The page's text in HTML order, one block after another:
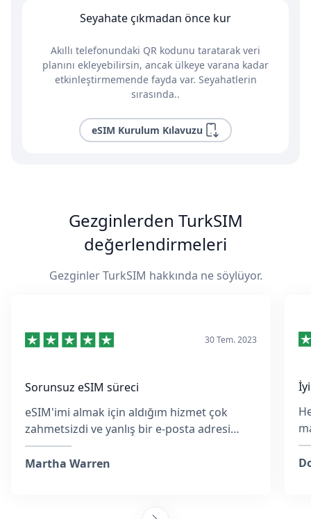
Seyahate çıkmadan önce kur
Akıllı telefonundaki QR kodunu taratarak veri
planını ekleyebilirsin, ancak ülkeye varana kadar
etkinleştirmemende fayda var. Seyahatlerin
sırasında..
eSIM Kurulum Kılavuzu
Gezginlerden TurkSIM
değerlendirmeleri
Gezginler TurkSIM hakkında ne söylüyor.
30 Tem. 2023
Sorunsuz eSIM süreci
eSIM'imi almak için aldığım hizmet çok
zahmetsizdi ve yanlış bir e-posta adresi
girmiş olsam da, ekip hızlıca yanıt verdi ve
her adımda yardımcı oldu.
Martha Warren